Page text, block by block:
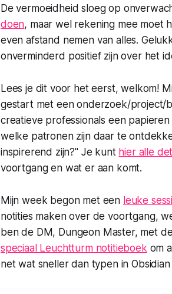
De vermoeidheid sloeg op
doen, maar wel rekening mee moet
even afstand nemen van alles.
onverminderd positief zijn over het
Lees je dit voor het eerst, welkom!
gestart met een onderzoek/project/
creatieve professionals een
welke patronen zijn daar te
inspirerend zijn?" Je kunt hier alle
voortgang en wat er aan komt.
Mijn week begon met een leuke
notities maken over de voortgang,
ben de DM, Dungeon Master, met
speciaal Leuchtturm notitieboek om
net wat sneller dan typen in